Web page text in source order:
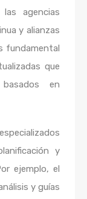
agencias
y alianzas
fundamental
que
en
y
ejemplo, el
y guías